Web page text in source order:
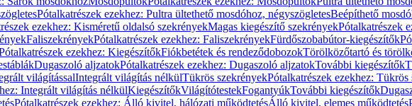
Pótalkatrészek ezekhez: Pultra ültethető mosdóhoz, négyszögletesBeépíthető
ezekhez: Kisméretű oldalsó szekrényekMagas kiegészítő szekrényekPótalkatrészek
FaliszekrényekPótalkatrészek ezekhez: FaliszekrényekFürdőszobabútor-kiegészítők
ezekhez: KiegészítőkFiókbetétek és rendeződobozokTörölközőtartó és
Dugaszoló aljzatokPótalkatrészek ezekhez: Dugaszoló aljzatokTovábbi kiegészítők
világítássalIntegrált világítás nélkülTükrös szekrényekPótalkatrészek ezekhez: Tükrös
Integrált világítás nélkülKiegészítőkVilágítótestekFogantyúkTovábbi kiegészítők
Pótalkatrészek ezekhez: Álló kivitel, hálózati működtetésÁlló kivitel, elemes működtetés